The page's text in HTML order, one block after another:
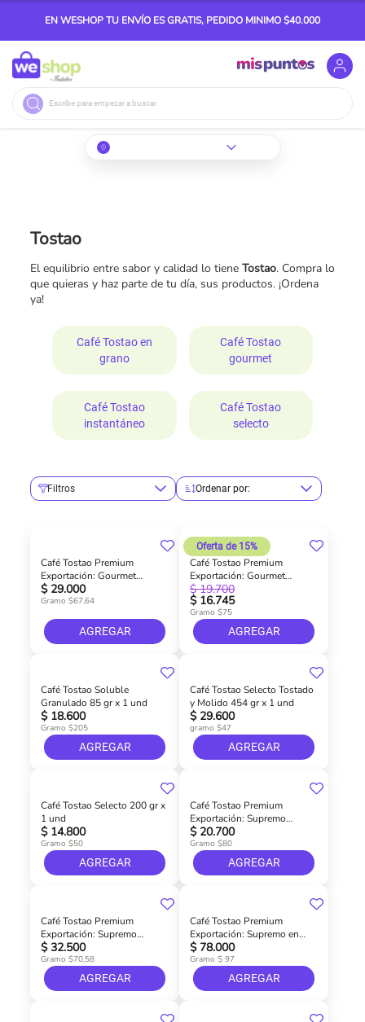
EN WESHOP TU ENVÍO ES GRATIS, PEDIDO MINIMO $40.000
Buscar
Tostao
El equilibrio entre sabor y calidad lo tiene Tostao. Compra lo
que quieras y haz parte de tu día, sus productos. ¡Ordena
ya!
Café Tostao en
grano
Café Tostao
gourmet
Café Tostao
instantáneo
Café Tostao
selecto
Filtros Ordenar por:
Café Tostao Premium
Exportación: Gourmet
Molido 340 gr x 1 und
$ 29.000
Gramo $67,64
AGREGAR
Café Tostao Premium
Exportación: Gourmet
Molido 200 gr x 1 und
Oferta de 15%
$ 19.700
$ 16.745
Gramo $75
AGREGAR
Café Tostao Soluble
Granulado 85 gr x 1 und
$ 18.600
Gramo $205
AGREGAR
Café Tostao Selecto Tostado
y Molido 454 gr x 1 und
$ 29.600
gramo $47
AGREGAR
Café Tostao Selecto 200 gr x
1 und
$ 14.800
Gramo $50
AGREGAR
Café Tostao Premium
Exportación: Supremo
Molido 200 gr x 1 und
$ 20.700
Gramo $80
AGREGAR
Café Tostao Premium
Exportación: Supremo
Molido 340 gr x 1 und
$ 32.500
Gramo $70,58
AGREGAR
Café Tostao Premium
Exportación: Supremo en
Grano 1000 gr
$ 78.000
Gramo $ 97
AGREGAR